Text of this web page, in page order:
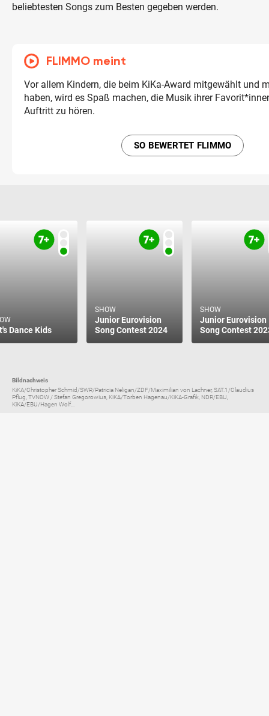
beliebtesten Songs zum Besten gegeben werden.
FLIMMO meint
Vor allem Kindern, die beim KiKa-Award mitgewählt und
haben, wird es Spaß machen, die Musik ihrer
Auftritt zu hören.
SO BEWERTET FLIMMO
Dance Kids
SHOW
Junior Eurovision
Song Contest 2024
SHOW
Junior Eurovision
Song Contest
Bildnachweis
KiKA/Christopher Schmid/SWR/Patricia Neligan/ZDF/Maximilian von Lachner, SAT.1/Claudius
Pflug, TVNOW / Stefan Gregorowius, KiKA/Torben Hagenau/KiKA-Grafik, NDR/EBU,
KiKA/EBU/Hagen Wolf...